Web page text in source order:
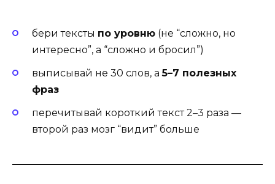
бери тексты по уровню (не “сложно, но
интересно”, а “сложно и бросил”)
выписывай не 30 слов, а5–7 полезных
фраз
перечитывай короткий текст 2–3 раза —
второй раз мозг “видит” больше